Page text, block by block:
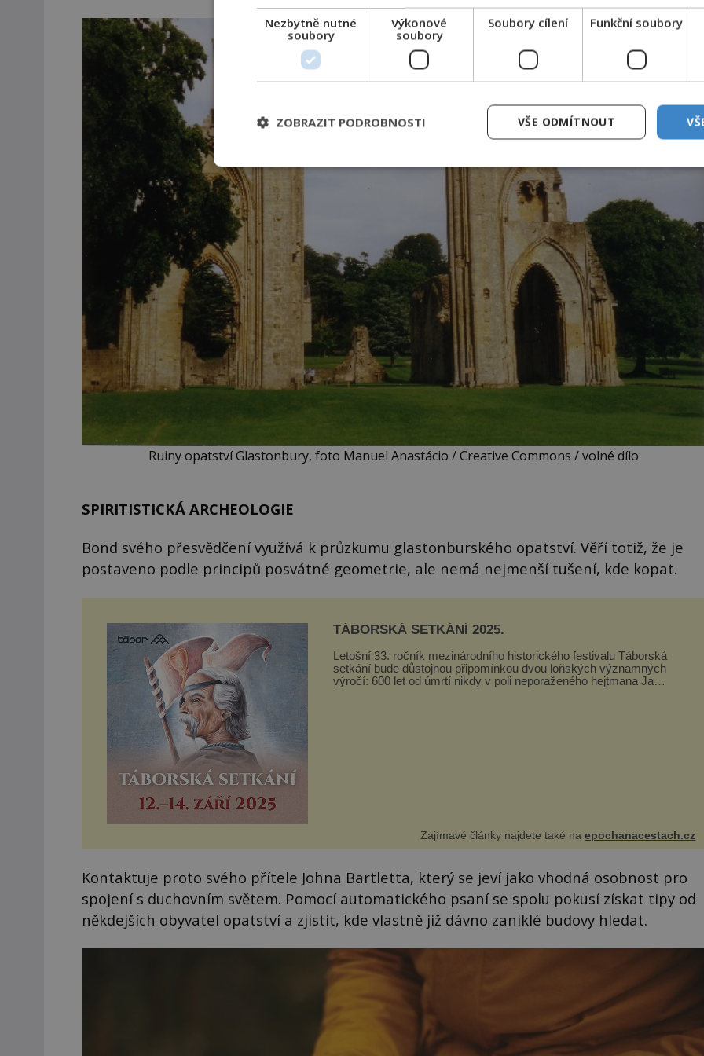
Ruiny opatství Glastonbury, foto Manuel Anastácio / Creative Commons / volné dílo
SPIRITISTICKÁ ARCHEOLOGIE
Bond svého přesvědčení využívá k průzkumu glastonburského opatství. Věří totiž, že je
postaveno podle principů posvátné geometrie, ale nemá nejmenší tušení, kde kopat.
TÁBORSKÁ SETKÁNÍ 2025.
Letošní 33. ročník mezinárodního historického festivalu Táborská
setkání bude důstojnou připomínkou dvou loňských významných
výročí: 600 let od úmrtí nikdy v poli neporaženého hejtmana Jana
Zajímavé články najdete také naepochanacestach.cz
Kontaktuje proto svého přítele Johna Bartletta, který se jeví jako vhodná osobnost pro
spojení s duchovním světem. Pomocí automatického psaní se spolu pokusí získat tipy od
někdejších obyvatel opatství a zjistit, kde vlastně již dávno zaniklé budovy hledat.
Nezbytně nutné
soubory
Výkonové
soubory
Soubory cílení Funkční soubory
VŠE ODMÍTNOUT
ZOBRAZIT PODROBNOSTI